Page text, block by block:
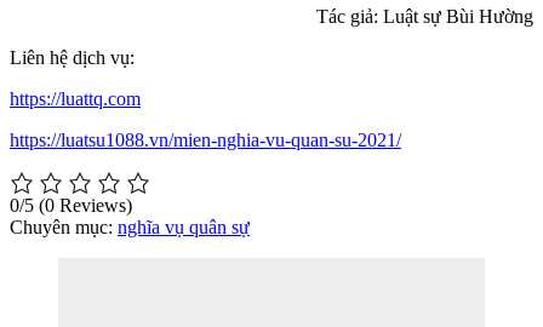
Tác giả: Luật sự Bùi Hường
Liên hệ dịch vụ:
https://luattq.com
https://luatsu1088.vn/mien-nghia-vu-quan-su-2021/
0/5 (0 Reviews)
Chuyên mục: nghĩa vụ quân sự